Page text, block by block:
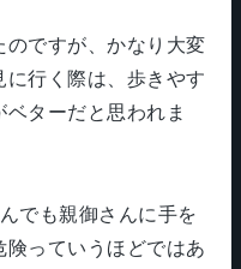
のですが、かなり大変
行く際は、歩きやす
ターだと思われま
でも親御さんに手を
っていうほどではあ